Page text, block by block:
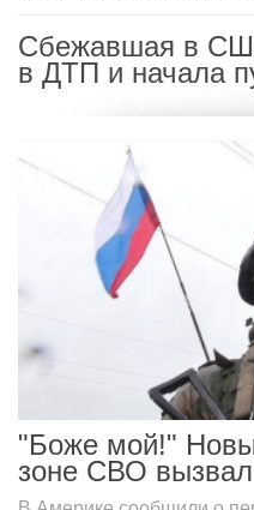
Сбежавшая в
в ДТП и начала
"Боже мой!"
зоне СВО